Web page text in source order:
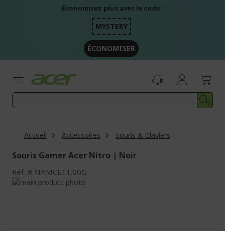
Économisez plus avec le code :
MYSTERY
ÉCONOMISER
Accueil Accessoires Souris & Claviers
Souris Gamer Acer Nitro | Noir
Réf. NP.MCE11.00G
Passer